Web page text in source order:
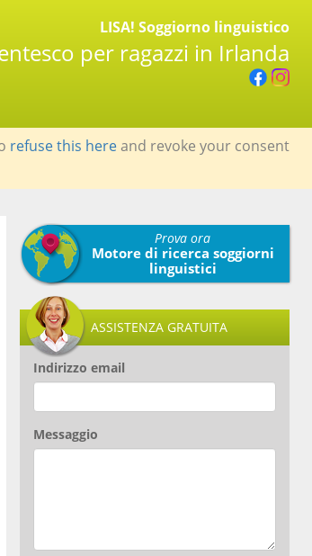
LISA! Soggiorno linguistico
per ragazzi in Irlanda
refuse this hereand revoke your consent
Prova ora
Motore di ricerca soggiorni
linguistici
ASSISTENZA GRATUITA
Indirizzo email
Messaggio